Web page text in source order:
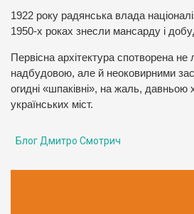
1922 року радянська влада
1950-х роках знесли мансарду і
Первісна архітектура спотворена
надбудовою, але й неоковирними
огидні «шпаківні», на жаль, давньою
українських міст.
Блог Дмитро Смотрич